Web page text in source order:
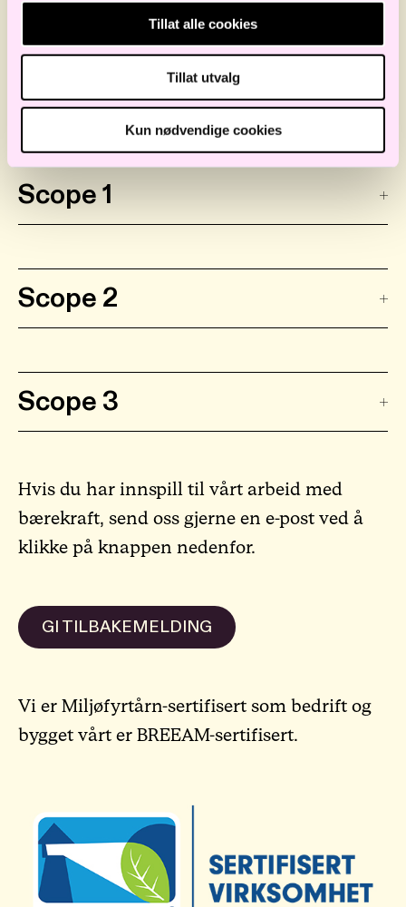
Tillat alle cookies
Tillat utvalg
Kun nødvendige cookies
Scope 1
Scope 2
Scope 3
Hvis du har innspill til vårt arbeid med
bærekraft, send oss gjerne en e-post ved å
klikke på knappen nedenfor.
GI TILBAKEMELDING
Vi er Miljøfyrtårn-sertifisert som bedrift og
bygget vårt er BREEAM-sertifisert.